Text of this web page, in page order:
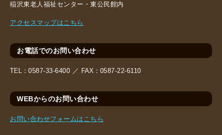
稲沢東老人福祉センター・東公民館内
アクセスマップはこちら
お電話でのお問い合わせ
TEL： 0587-33-6400 ／ FAX： 0587-22-6110
WEBからのお問い合わせ
お問い合わせフォームはこちら